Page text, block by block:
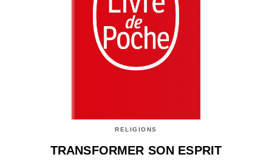
RELIGIONS
TRANSFORMER SON ESPRIT